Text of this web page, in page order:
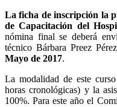
La ficha de inscripción la
de Capacitación del
nómina final se deberá
técnico Bárbara Preez
Mayo de 2017.
La modalidad de este
horas cronológicas) y la
100%. Para este año el